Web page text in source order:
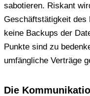
sabotieren. Riskant
Geschäftstätigkeit des
keine Backups der
Punkte sind zu
umfängliche Verträge
Die